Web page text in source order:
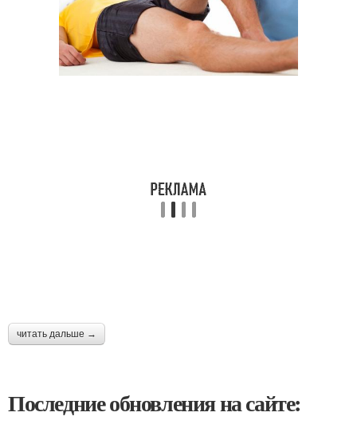
читать дальше →
Последние обновления на сайте: